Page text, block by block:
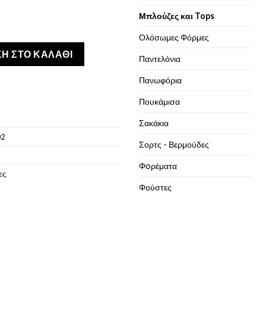
ΣΤΟ ΚΑΛΆΘΙ
Μπλούζες και Tops
Ολόσωμες Φόρμες
Παντελόνια
Πανωφόρια
Πουκάμισα
Σακάκια
Σορτς - Βερμούδες
Φoρέματα
Φούστες